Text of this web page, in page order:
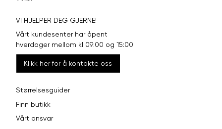
VI HJELPER DEG GJERNE!
Vårt kundesenter har åpent
hverdager mellom kl 09:00 og 15:00
Klikk her for å kontakte oss
Størrelsesguider
Finn butikk
Vårt ansvar